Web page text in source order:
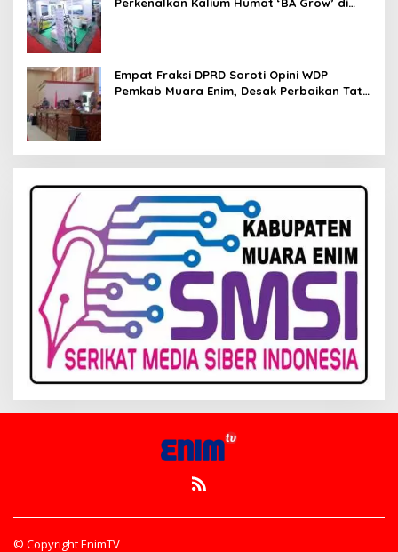
Empat Fraksi DPRD Soroti Opini WDP
Pemkab Muara Enim, Desak Perbaikan Tata
© Copyright EnimTV